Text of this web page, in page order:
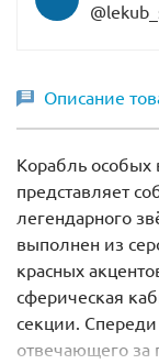
Описание
Корабль особых
представляет
легендарного
выполнен из
красных
сферическая
секции. Спереди
отвечающего за